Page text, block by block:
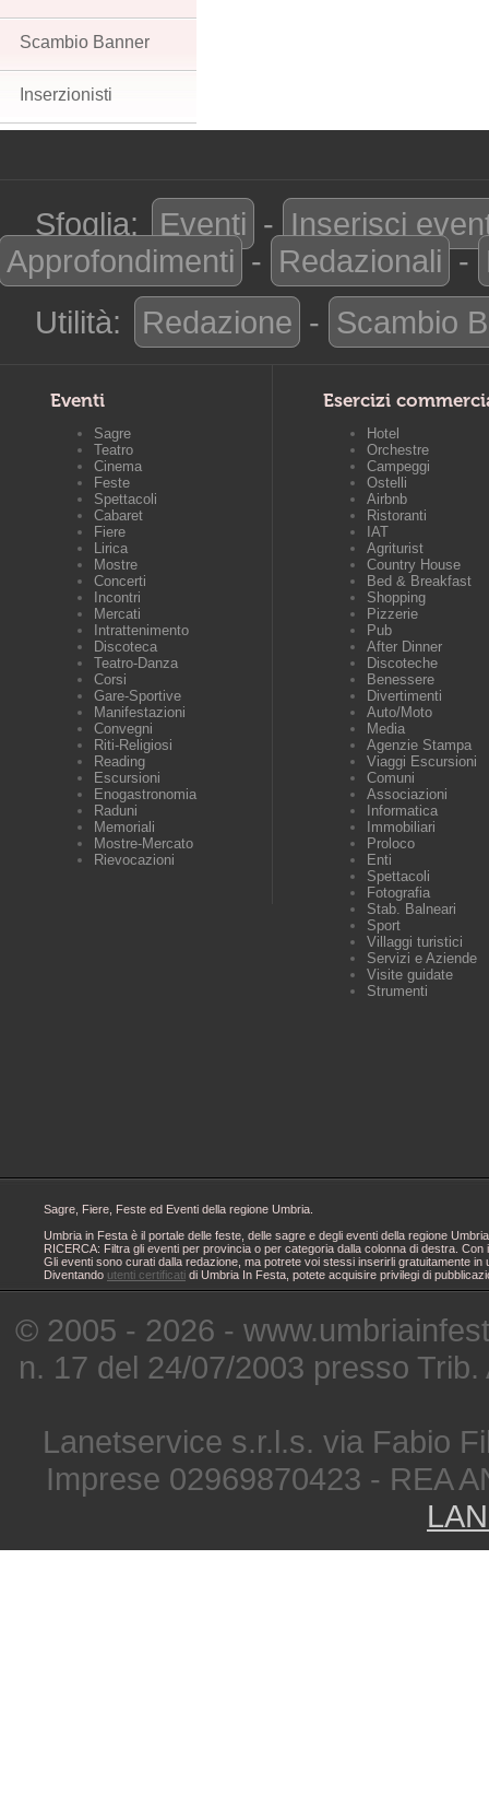
Scambio Banner
Inserzionisti
Sfoglia: Eventi - Inserisci
Approfondimenti - Redazionali -
Utilità:
Redazione - Scambio
Eventi
Sagre
Teatro
Cinema
Feste
Spettacoli
Cabaret
Fiere
Lirica
Mostre
Concerti
Incontri
Mercati
Intrattenimento
Discoteca
Teatro-Danza
Corsi
Gare-Sportive
Manifestazioni
Convegni
Riti-Religiosi
Reading
Escursioni
Enogastronomia
Raduni
Memoriali
Mostre-Mercato
Rievocazioni
Esercizi
Hotel
Orchestre
Campeggi
Ostelli
Airbnb
Ristoranti
IAT
Agriturist
Country House
Bed & Breakfast
Shopping
Pizzerie
Pub
After Dinner
Discoteche
Benessere
Divertimenti
Auto/Moto
Media
Agenzie Stampa
Viaggi Escursioni
Comuni
Associazioni
Informatica
Immobiliari
Proloco
Enti
Spettacoli
Fotografia
Stab. Balneari
Sport
Villaggi turistici
Servizi e Aziende
Visite guidate
Strumenti
Sagre, Fiere, Feste ed Eventi della regione Umbria.
Umbria in Festa è il portale delle feste, delle sagre e degli eventi della regione
RICERCA: Filtra gli eventi per provincia o per categoria dalla colonna di destra.
Gli eventi sono curati dalla redazione, ma potrete voi stessi inserirli gratuitamente
Diventando utenti certificati di Umbria In Festa, potete acquisire privilegi di
© 2005 - 2026 -
n. 17 del 24/07/2003 presso
Lanetservice s.r.l.s. via Fabio
Imprese 02969870423 - REA